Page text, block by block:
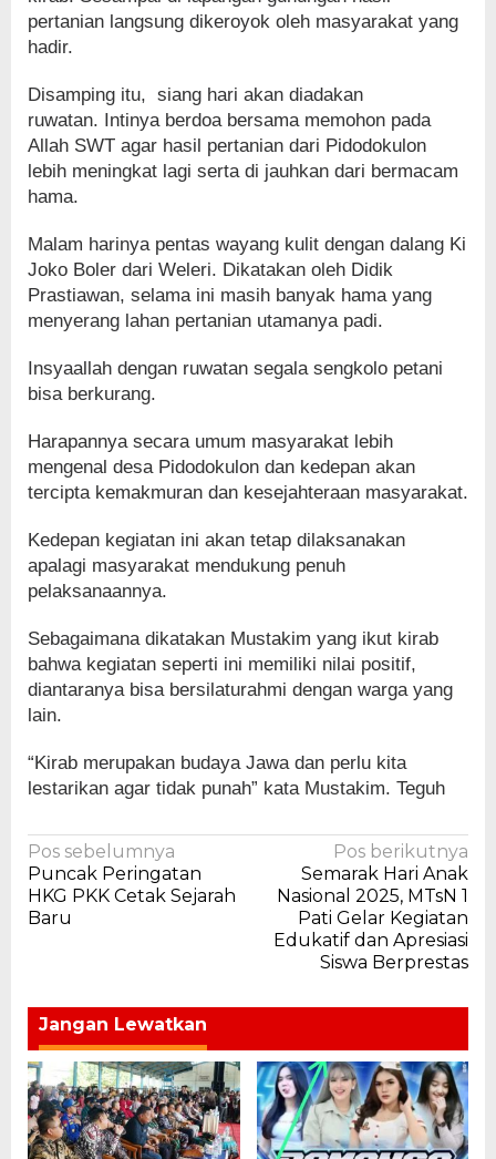
pertanian langsung dikeroyok oleh masyarakat yang
hadir.
Disamping itu, siang hari akan diadakan
ruwatan. Intinya berdoa bersama memohon pada
Allah SWT agar hasil pertanian dari Pidodokulon
lebih meningkat lagi serta di jauhkan dari bermacam
hama.
Malam harinya pentas wayang kulit dengan dalang Ki
Joko Boler dari Weleri. Dikatakan oleh Didik
Prastiawan, selama ini masih banyak hama yang
menyerang lahan pertanian utamanya padi.
Insyaallah dengan ruwatan segala sengkolo petani
bisa berkurang.
Harapannya secara umum masyarakat lebih
mengenal desa Pidodokulon dan kedepan akan
tercipta kemakmuran dan kesejahteraan masyarakat.
Kedepan kegiatan ini akan tetap dilaksanakan
apalagi masyarakat mendukung penuh
pelaksanaannya.
Sebagaimana dikatakan Mustakim yang ikut kirab
bahwa kegiatan seperti ini memiliki nilai positif,
diantaranya bisa bersilaturahmi dengan warga yang
lain.
“Kirab merupakan budaya Jawa dan perlu kita
lestarikan agar tidak punah” kata Mustakim. Teguh
Navigasi
pos
Pos sebelumnya
Puncak Peringatan
HKG PKK Cetak Sejarah
Baru
Pos berikutnya
Semarak Hari Anak
Nasional 2025, MTsN 1
Pati Gelar Kegiatan
Edukatif dan Apresiasi
Siswa Berprestas
Jangan Lewatkan